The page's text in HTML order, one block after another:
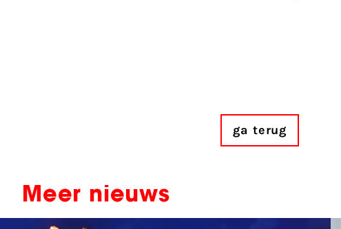
ga terug
Meer nieuws